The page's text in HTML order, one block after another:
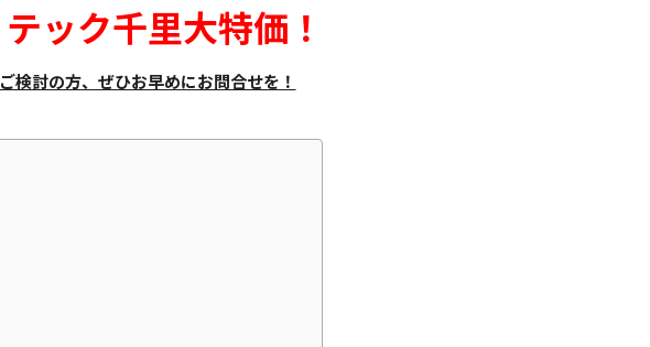
テック千里大特価 ！
ご検討の方、ぜひお早めにお問合せを！